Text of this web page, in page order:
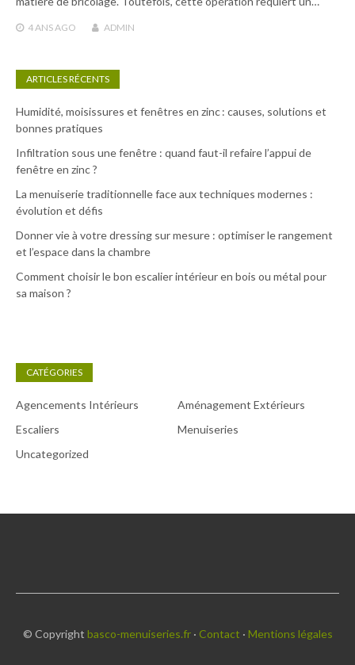
4 ANSAGO ADMIN
ARTICLES RÉCENTS
Humidité, moisissures et fenêtres en zinc : causes, solutions et
bonnes pratiques
Infiltration sous une fenêtre : quand faut-il refaire l’appui de
fenêtre en zinc ?
La menuiserie traditionnelle face aux techniques modernes :
évolution et défis
Donner vie à votre dressing sur mesure : optimiser le rangement
et l’espace dans la chambre
Comment choisir le bon escalier intérieur en bois ou métal pour
sa maison ?
CATÉGORIES
Agencements Intérieurs
Aménagement Extérieurs
Escaliers
Menuiseries
Uncategorized
© Copyright basco-menuiseries.fr· Contact · Mentions légales